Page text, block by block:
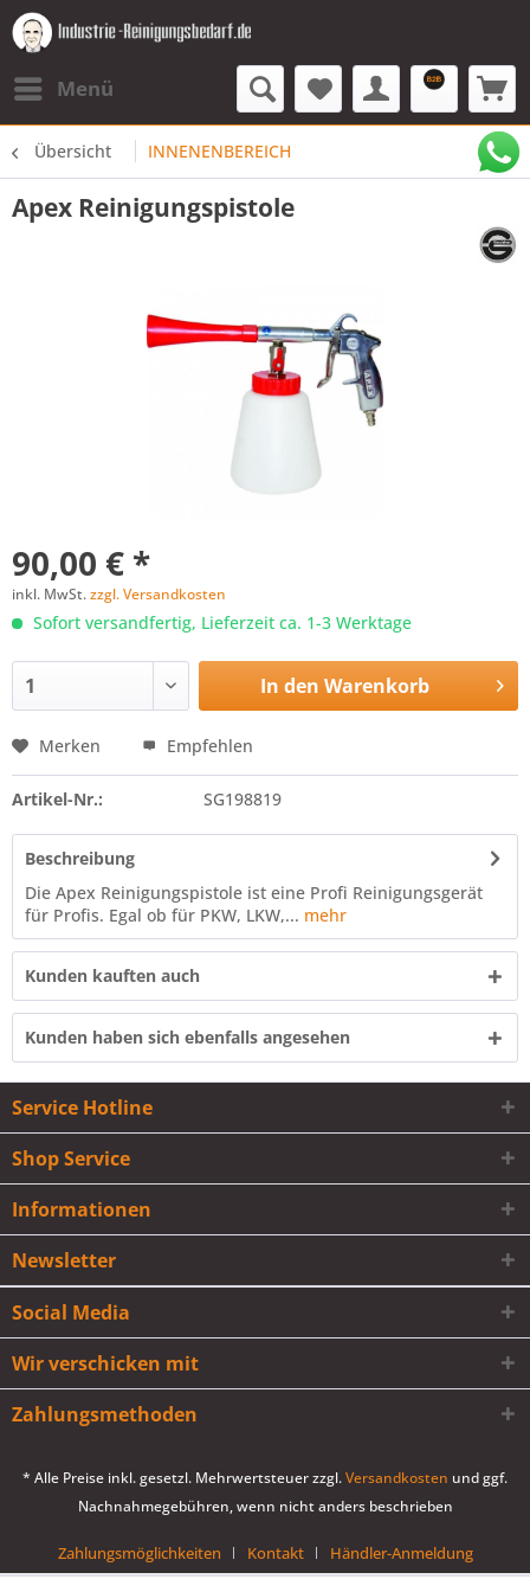
Menü
Übersicht INNENENBEREICH
Apex Reinigungspistole
90,00 € *
inkl. MwSt.zzgl. Versandkosten
Sofort versandfertig, Lieferzeit ca. 1-3 Werktage
In den Warenkorb
Merken Empfehlen
Artikel-Nr.: SG198819
Beschreibung
Die Apex Reinigungspistole ist eine Profi Reinigungsgerät
für Profis. Egal ob für PKW, LKW,... mehr
Kunden kauften auch
Kunden haben sich ebenfalls angesehen
Service Hotline
Shop Service
Informationen
Newsletter
Social Media
Wir verschicken mit
Zahlungsmethoden
* Alle Preise inkl. gesetzl. Mehrwertsteuer zzgl.Versandkosten und ggf.
Nachnahmegebühren, wenn nicht anders beschrieben
Zahlungsmöglichkeiten Kontakt Händler-Anmeldung